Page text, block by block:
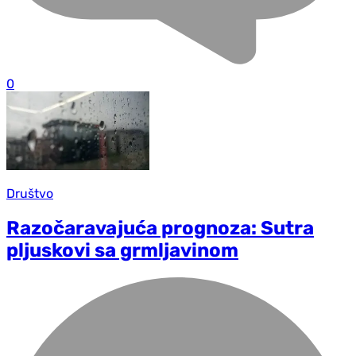
0
Društvo
Razočaravajuća prognoza: Sutra
pljuskovi sa grmljavinom